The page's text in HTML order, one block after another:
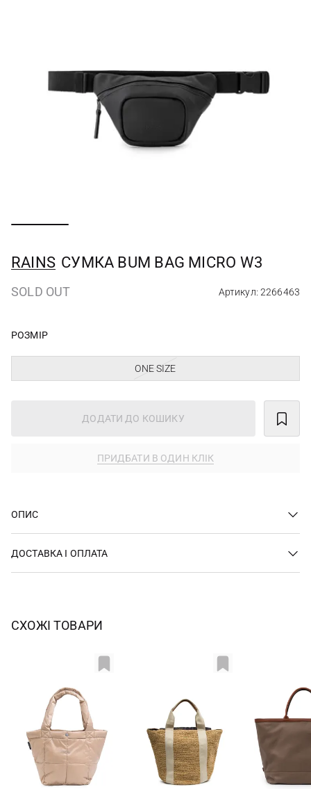
RAINS СУМКА BUM BAG MICRO W3
SOLD OUT Артикул: 2266463
РОЗМІР
ONE SIZE
ДОДАТИ ДО КОШИКУ
ПРИДБАТИ В ОДИН КЛІК
ОПИС
ДОСТАВКА І ОПЛАТА
СХОЖІ ТОВАРИ